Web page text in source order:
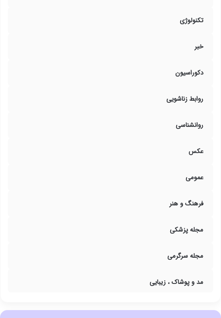
تکنولوژی
خبر
دکوراسیون
روابط زناشویی
روانشناسی
عکس
عمومی
فرهنگ و هنر
مجله پزشکی
مجله سرگرمی
مد و پوشاک ، زیبایی